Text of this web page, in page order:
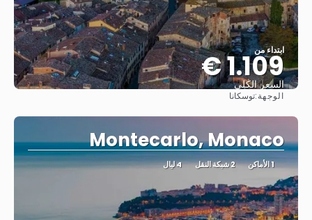
ابتداء من
1.109 €
السعر الكلي
الوجهة:توسكانا
Montecarlo, Monaco
1 الأماكن 2 شبكة النقل 4 ليال